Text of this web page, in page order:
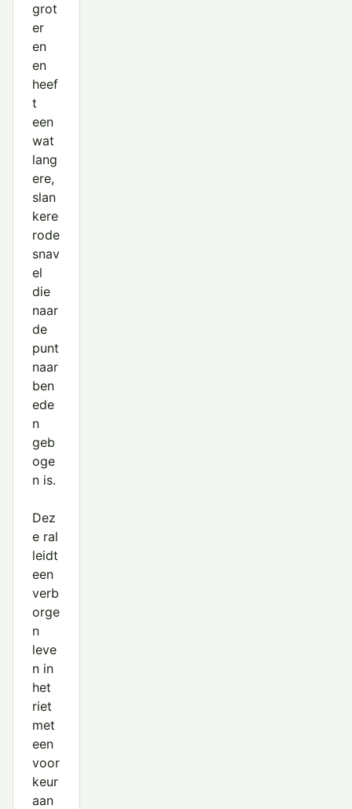
grot
er
en
en
heef
t
een
wat
lang
ere,
slan
kere
rode
snav
el
die
naar
de
punt
naar
ben
ede
n
geb
oge
n is.
Dez
e ral
leidt
een
verb
orge
n
leve
n in
het
riet
met
een
voor
keur
aan